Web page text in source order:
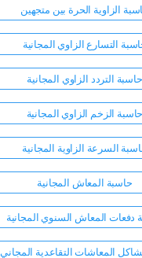
الزاوية الحرة بين متجهين
التسارع الزاوي المجانية
حاسبة التردد الزاوي المجانية
حاسبة الزخم الزاوي المجانية
السرعة الزاوية المجانية
حاسبة المعاش المجانية
دفعات المعاش السنوي المجانية
المعاشات التقاعدية المجاني